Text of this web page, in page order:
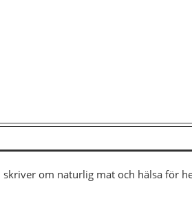
skriver om naturlig mat och hälsa för